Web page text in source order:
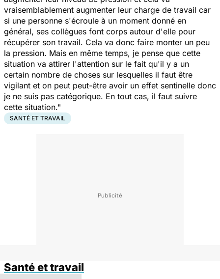
vraisemblablement augmenter leur charge de travail car
si une personne s'écroule à un moment donné en
général, ses collègues font corps autour d'elle pour
récupérer son travail. Cela va donc faire monter un peu
la pression. Mais en même temps, je pense que cette
situation va attirer l'attention sur le fait qu'il y a un
certain nombre de choses sur lesquelles il faut être
vigilant et on peut peut-être avoir un effet sentinelle donc
je ne suis pas catégorique. En tout cas, il faut suivre
cette situation."
SANTÉ ET TRAVAIL
Santé et travail